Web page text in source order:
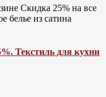
Cкидка 25% на все
белье из сатина
Текстиль для кухни